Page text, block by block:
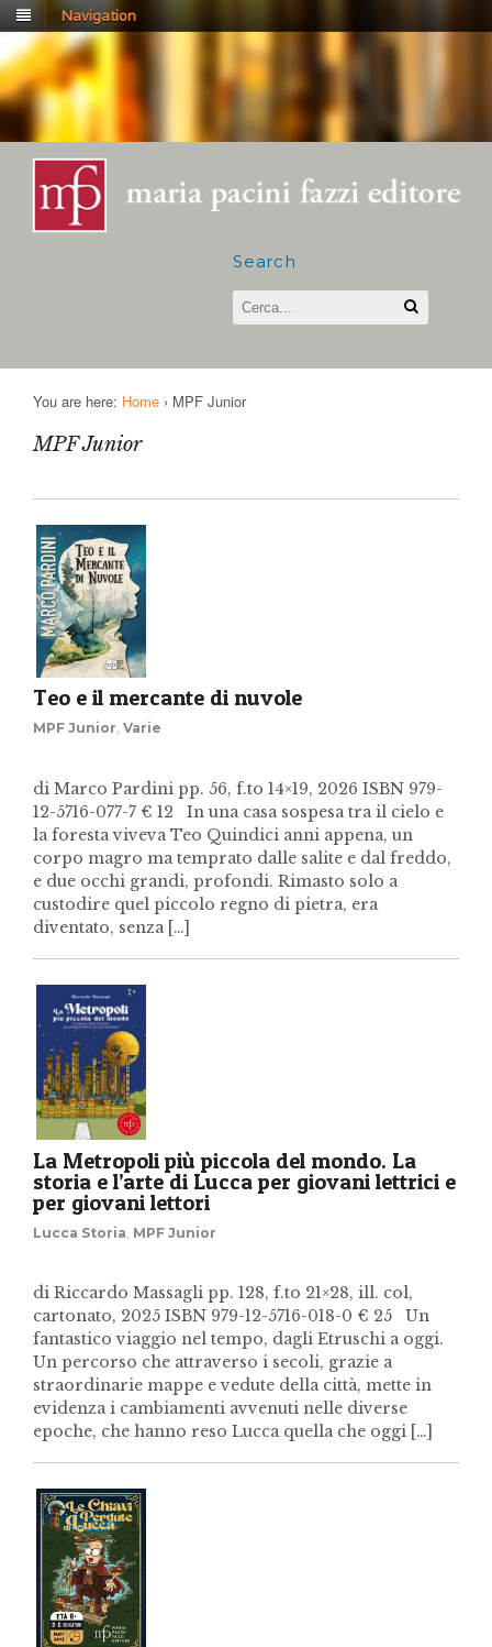
Navigation
Search
You are here: Home › MPF Junior
MPF Junior
Teo e il mercante di nuvole
MPF Junior, Varie
di Marco Pardini pp. 56, f.to 14×19, 2026 ISBN 979-
12-5716-077-7 € 12 In una casa sospesa tra il cielo e
la foresta viveva Teo Quindici anni appena, un
corpo magro ma temprato dalle salite e dal freddo,
e due occhi grandi, profondi. Rimasto solo a
custodire quel piccolo regno di pietra, era
diventato, senza […]
La Metropoli più piccola del mondo. La
storia e l’arte di Lucca per giovani lettrici e
per giovani lettori
Lucca Storia MPF Junior
di Riccardo Massagli pp. 128, f.to 21×28, ill. col,
cartonato, 2025 ISBN 979-12-5716-018-0 € 25 Un
fantastico viaggio nel tempo, dagli Etruschi a oggi.
Un percorso che attraverso i secoli, grazie a
straordinarie mappe e vedute della città, mette in
evidenza i cambiamenti avvenuti nelle diverse
epoche, che hanno reso Lucca quella che oggi […]